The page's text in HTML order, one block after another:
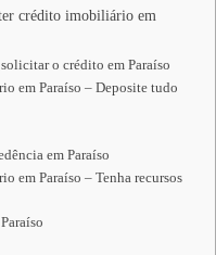
crédito imobiliário em
o crédito em Paraíso
em Paraíso – Deposite tudo
em Paraíso
em Paraíso – Tenha recursos